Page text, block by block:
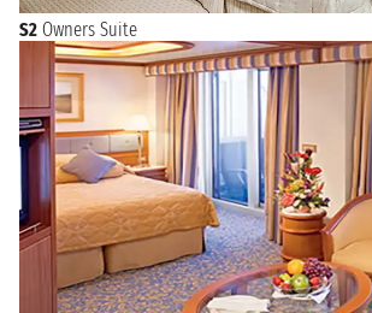
S2 Owners Suite